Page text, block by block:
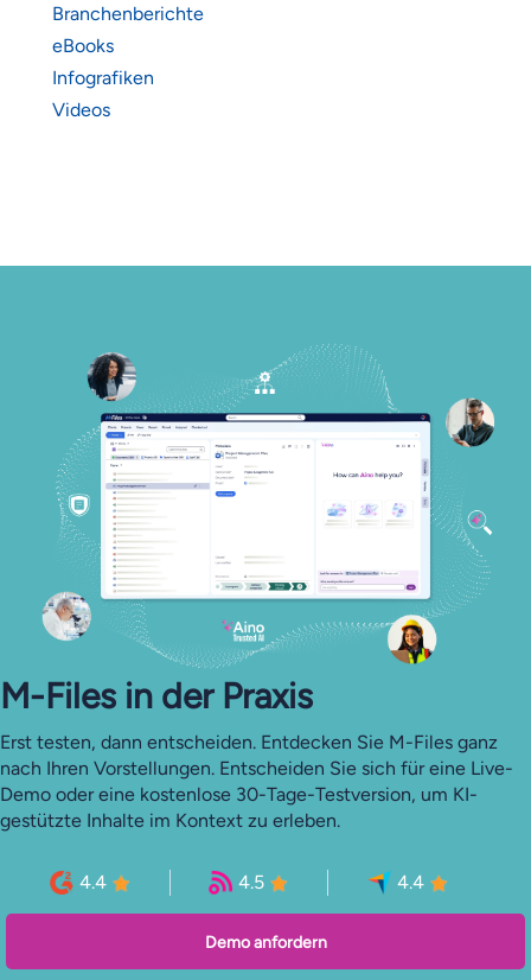
Branchenberichte
eBooks
Infografiken
Videos
M-Files in der Praxis
Erst testen, dann entscheiden. Entdecken Sie M-Files ganz
nach Ihren Vorstellungen. Entscheiden Sie sich für eine Live-
Demo oder eine kostenlose 30-Tage-Testversion, um KI-
gestützte Inhalte im Kontext zu erleben.
4.4 4.5 4.4
Demo anfordern